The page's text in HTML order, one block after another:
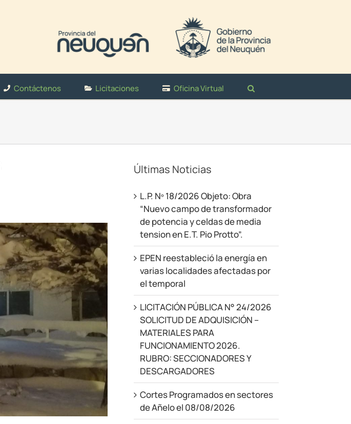
Contáctenos Licitaciones Oficina Virtual
Últimas Noticias
L.P. Nº 18/2026 Objeto: Obra
“Nuevo campo de transformador
de potencia y celdas de media
tension en E.T. Pio Protto”.
EPEN reestableció la energía en
varias localidades afectadas por
el temporal
LICITACIÓN PÚBLICA N° 24/2026
SOLICITUD DE ADQUISICIÓN –
MATERIALES PARA
FUNCIONAMIENTO 2026.
RUBRO: SECCIONADORES Y
DESCARGADORES
Cortes Programados en sectores
de Añelo el 08/08/2026